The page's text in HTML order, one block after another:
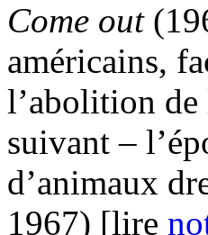
Come out
américains,
l’abolition de
suivant –
d’animaux
1967) [lire